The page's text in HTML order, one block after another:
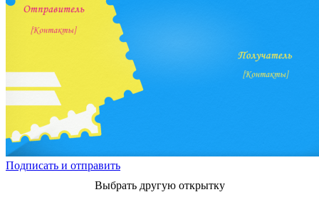
Подписать и отправить
Выбрать другую открытку